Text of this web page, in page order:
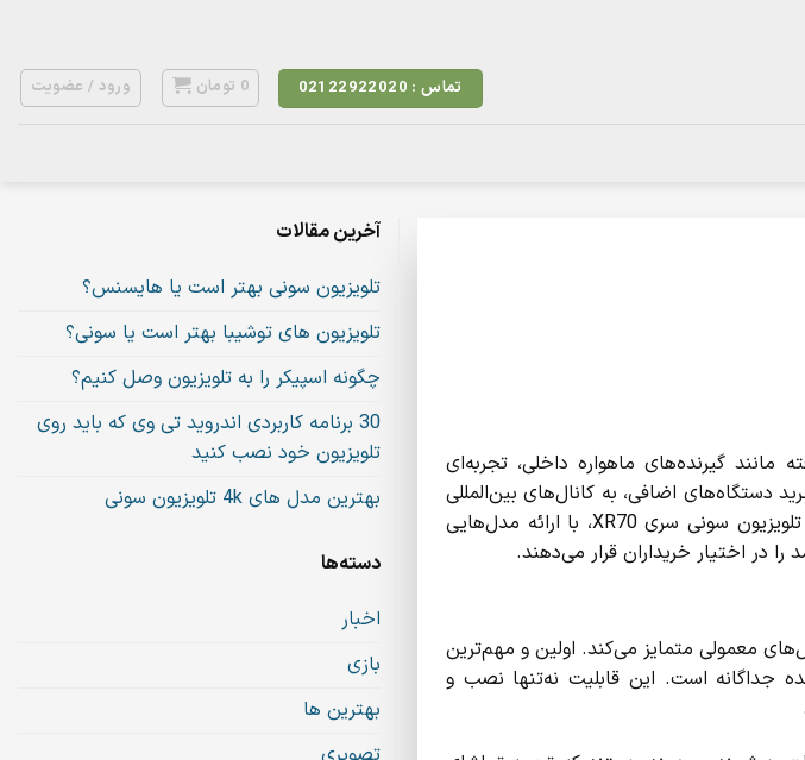
تماس : 02122922020 0 تومان ورود / عضویت
مانند گیرنده‌های ماهواره داخلی، تجربه‌ای
دستگاه‌های اضافی، به کانال‌های بین‌المللی
دسترسی پیدا کنند و در هزینه و فضای اشغال‌شده صرفه‌جویی کنند. برندهای پیشرفته‌ای مانند تلویزیون سونی سری XR70، با ارائه مدل‌هایی
معمولی متمایز می‌کند. اولین و مهم‌ترین
جداگانه است. این قابلیت نه‌تنها نصب و
آخرین مقالات
تلویزیون سونی بهتر است یا هایسنس؟
تلویزیون های توشیبا بهتر است یا سونی؟
چگونه اسپیکر را به تلویزیون وصل کنیم؟
30 برنامه کاربردی اندروید تی وی که باید روی
تلویزیون خود نصب کنید
بهترین مدل های 4k تلویزیون سونی
دسته‌ها
اخبار
بازی
بهترین ها